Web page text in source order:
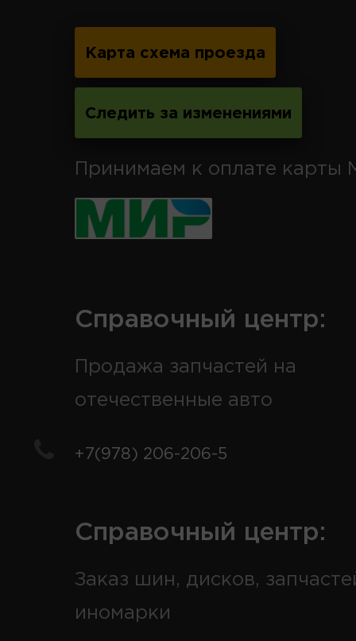
Карта схема проезда
Следить за изменениями
Принимаем к оплате карты
Справочный центр:
Продажа запчастей на
отечественные авто
+7(978) 206-206-5
Справочный центр:
Заказ шин, дисков,
иномарки